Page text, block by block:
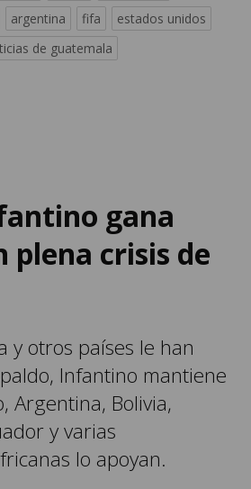
argentina fifa
estados unidos
de guatemala
gana
plena crisis de
y otros países le han
Infantino mantiene
Argentina, Bolivia,
y varias
lo apoyan.